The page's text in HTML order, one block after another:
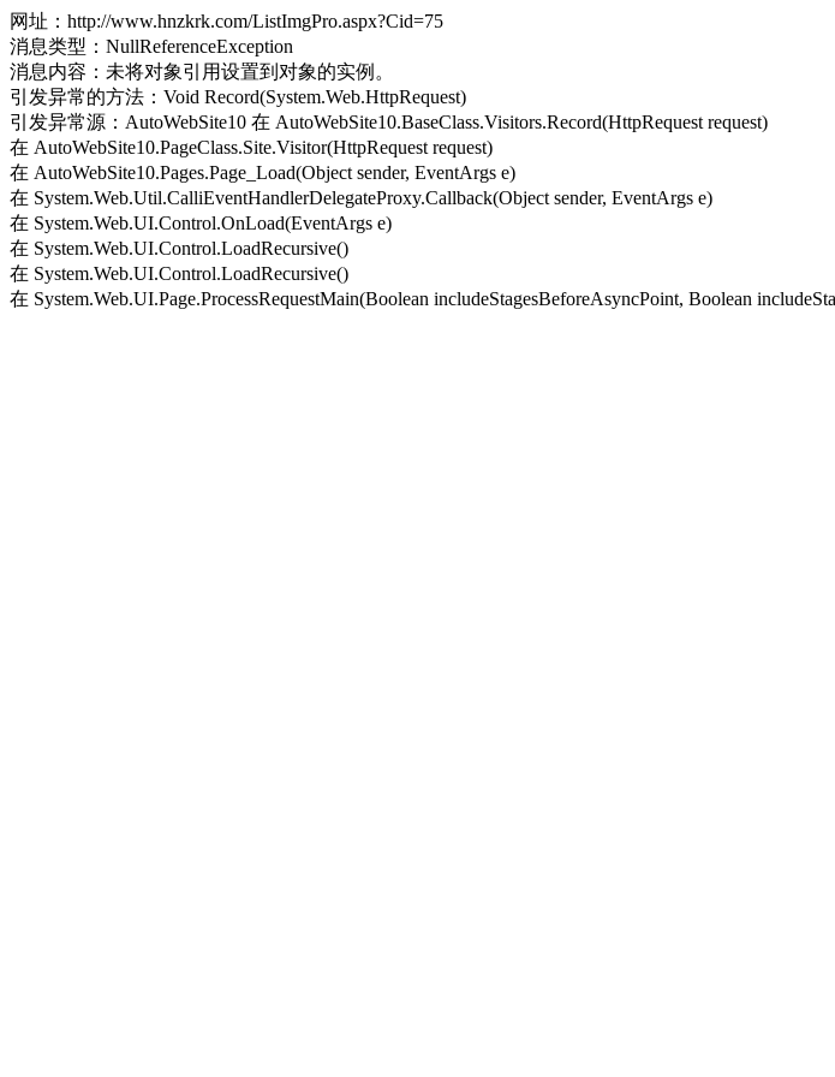
网址：http://www.hnzkrk.com/ListImgPro.aspx?Cid=75
消息类型：NullReferenceException
消息内容：未将对象引用设置到对象的实例。
引发异常的方法：Void Record(System.Web.HttpRequest)
引发异常源：AutoWebSite10 在 AutoWebSite10.BaseClass.Visitors.Record(HttpRequest request)
在 AutoWebSite10.PageClass.Site.Visitor(HttpRequest request)
在 AutoWebSite10.Pages.Page_Load(Object sender, EventArgs e)
在 System.Web.Util.CalliEventHandlerDelegateProxy.Callback(Object sender, EventArgs e)
在 System.Web.UI.Control.OnLoad(EventArgs e)
在 System.Web.UI.Control.LoadRecursive()
在 System.Web.UI.Control.LoadRecursive()
在 System.Web.UI.Page.ProcessRequestMain(Boolean includeStagesBeforeAsyncPoint, Boolean